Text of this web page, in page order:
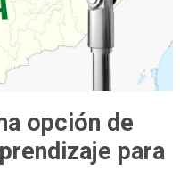
opción de
para